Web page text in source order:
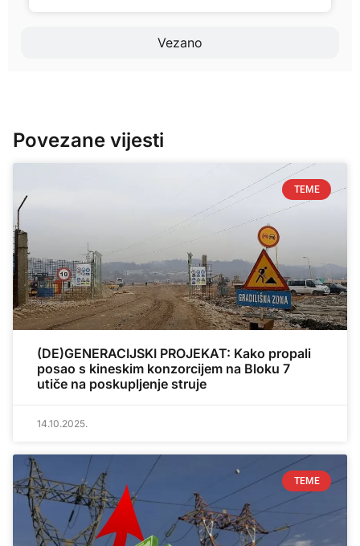
Vezano
Povezane vijesti
TEME
(DE)GENERACIJSKI PROJEKAT: Kako propali
posao s kineskim konzorcijem na Bloku 7
utiče na poskupljenje struje
14.10.2025.
TEME